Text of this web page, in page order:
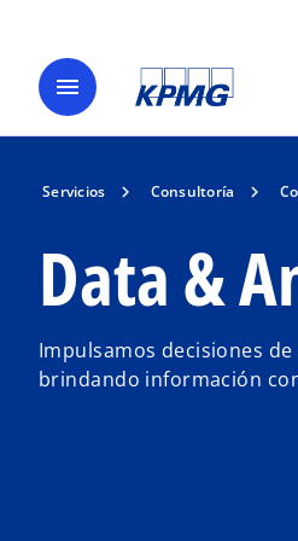
menu
Servicios Consultoría
Data &
Impulsamos decisiones
brindando información